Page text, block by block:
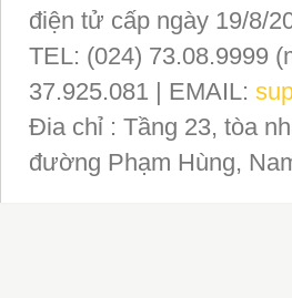
điện tử cấp ngày 19/8/
TEL: (024) 73.08.9999
37.925.081 | EMAIL:
Đia chỉ : Tầng 23, tòa
đường Phạm Hùng,